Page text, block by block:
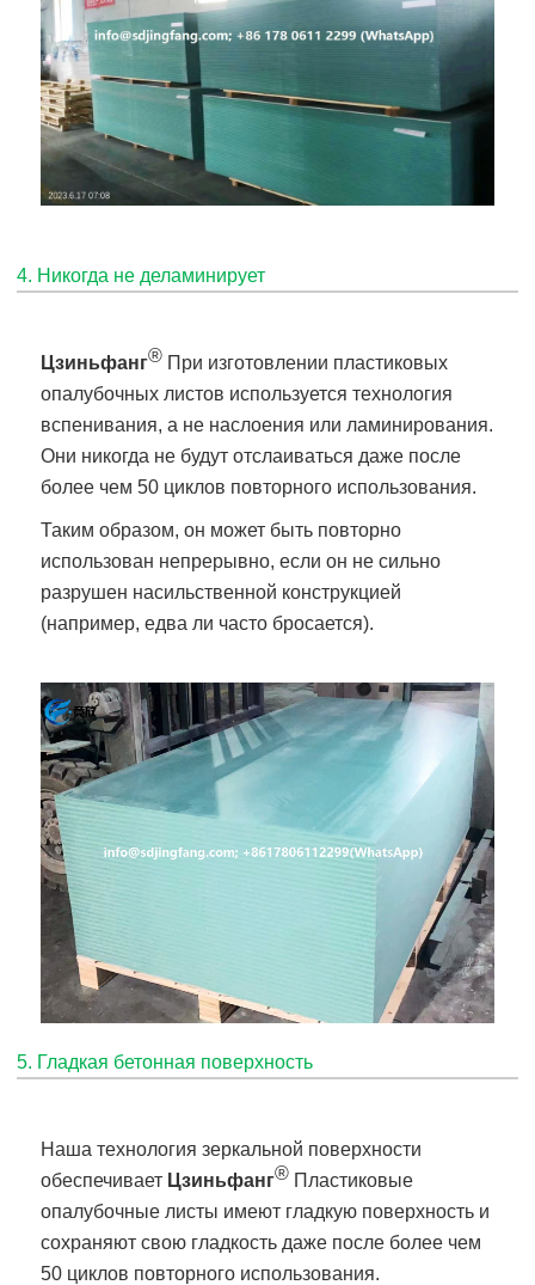
4. Никогда не деламинирует
Цзиньфанг® При изготовлении пластиковых
опалубочных листов используется технология
вспенивания, а не наслоения или ламинирования.
Они никогда не будут отслаиваться даже после
более чем 50 циклов повторного использования.
Таким образом, он может быть повторно
использован непрерывно, если он не сильно
разрушен насильственной конструкцией
(например, едва ли часто бросается).
5. Гладкая бетонная поверхность
Наша технология зеркальной поверхности
обеспечивает Цзиньфанг® Пластиковые
опалубочные листы имеют гладкую поверхность и
сохраняют свою гладкость даже после более чем
50 циклов повторного использования.